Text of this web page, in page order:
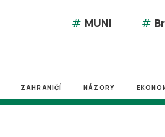
# MUNI #
ZAHRANIČÍ NÁZORY